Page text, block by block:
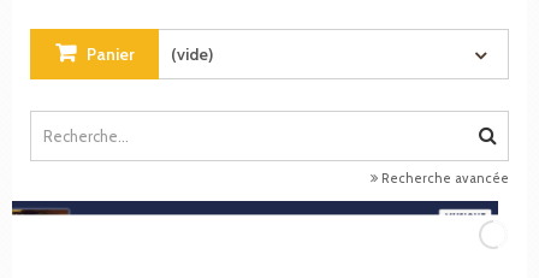
Panier (vide)
Recherche avancée